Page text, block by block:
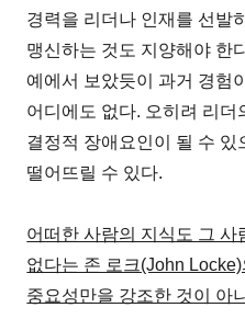
경력을 리더나 인재를 선발
맹신하는 것도 지양해야 한
예에서 보았듯이 과거 경험
어디에도 없다. 오히려 리더
결정적 장애요인이 될 수
떨어뜨릴 수 있다.
어떠한 사람의 지식도 그
없다는 존 로크(John
중요성만을 강조한 것이 아